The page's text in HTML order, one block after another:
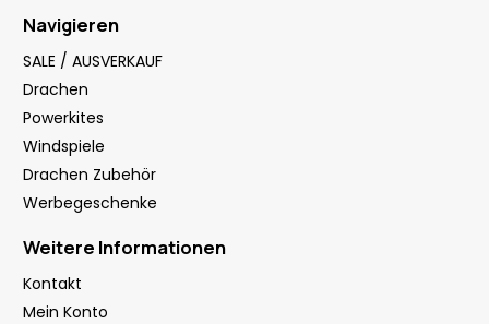
Navigieren
SALE / AUSVERKAUF
Drachen
Powerkites
Windspiele
Drachen Zubehör
Werbegeschenke
Weitere Informationen
Kontakt
Mein Konto